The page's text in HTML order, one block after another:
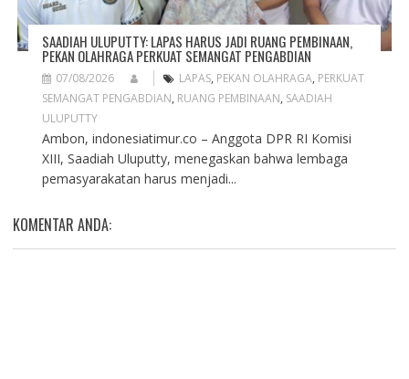
SAADIAH ULUPUTTY: LAPAS HARUS JADI RUANG PEMBINAAN,
PEKAN OLAHRAGA PERKUAT SEMANGAT PENGABDIAN
07/08/2026 LAPAS, PEKAN OLAHRAGA, PERKUAT
SEMANGAT PENGABDIAN, RUANG PEMBINAAN, SAADIAH
ULUPUTTY
Ambon, indonesiatimur.co – Anggota DPR RI Komisi
XIII, Saadiah Uluputty, menegaskan bahwa lembaga
pemasyarakatan harus menjadi...
KOMENTAR ANDA: